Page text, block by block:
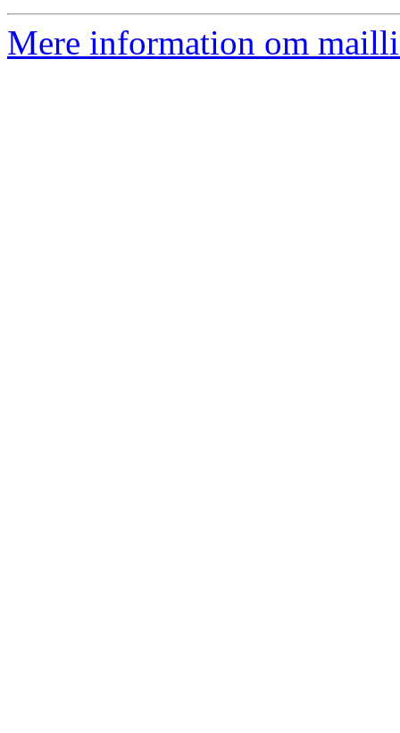
Mere information om